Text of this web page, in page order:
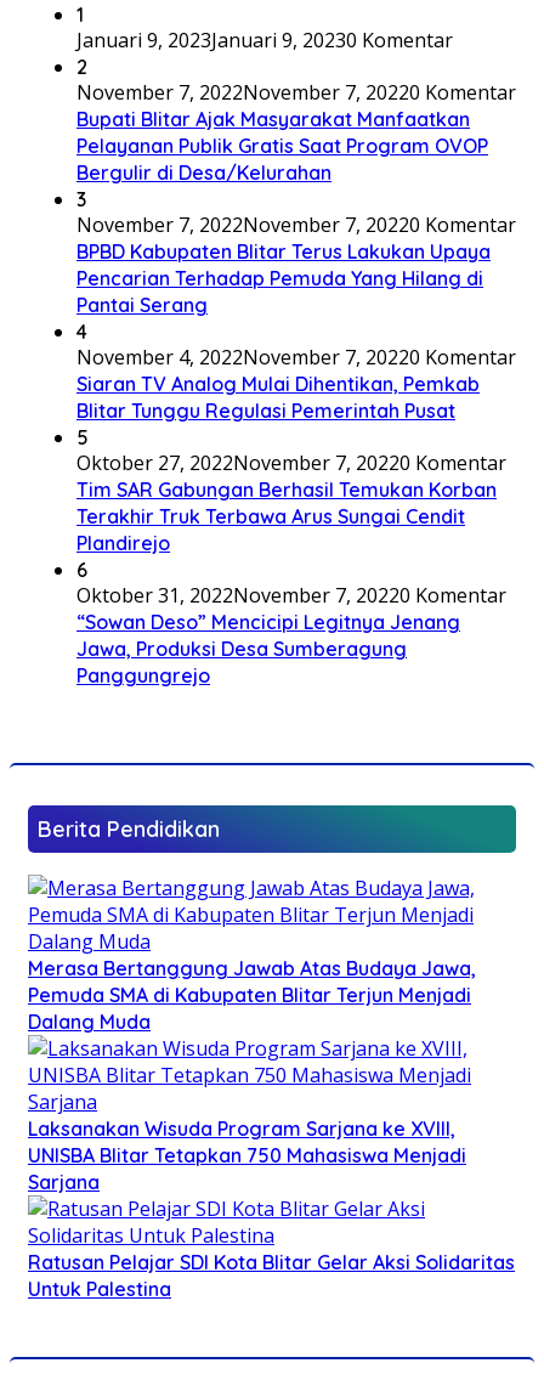
1
Januari 9, 2023Januari 9, 20230 Komentar
2
November 7, 2022November 7, 20220 Komentar
Bupati Blitar Ajak Masyarakat Manfaatkan
Pelayanan Publik Gratis Saat Program OVOP
Bergulir di Desa/Kelurahan
3
November 7, 2022November 7, 20220 Komentar
BPBD Kabupaten Blitar Terus Lakukan Upaya
Pencarian Terhadap Pemuda Yang Hilang di
Pantai Serang
4
November 4, 2022November 7, 20220 Komentar
Siaran TV Analog Mulai Dihentikan, Pemkab
Blitar Tunggu Regulasi Pemerintah Pusat
5
Oktober 27, 2022November 7, 20220 Komentar
Tim SAR Gabungan Berhasil Temukan Korban
Terakhir Truk Terbawa Arus Sungai Cendit
Plandirejo
6
Oktober 31, 2022November 7, 20220 Komentar
“Sowan Deso” Mencicipi Legitnya Jenang
Jawa, Produksi Desa Sumberagung
Panggungrejo
Berita Pendidikan
Merasa Bertanggung Jawab Atas Budaya Jawa,
Pemuda SMA di Kabupaten Blitar Terjun Menjadi
Dalang Muda
Laksanakan Wisuda Program Sarjana ke XVIII,
UNISBA Blitar Tetapkan 750 Mahasiswa Menjadi
Sarjana
Ratusan Pelajar SDI Kota Blitar Gelar Aksi Solidaritas
Untuk Palestina